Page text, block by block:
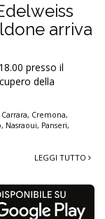
arriva
presso il
della
Carrara, Cremona,
, Nasraoui, Panseri,
LEGGI TUTTO